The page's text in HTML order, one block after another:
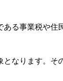
る事業税や住
なります。